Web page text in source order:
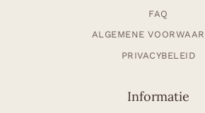
FAQ
ALGEMENE
PRIVACYBELEID
Informatie